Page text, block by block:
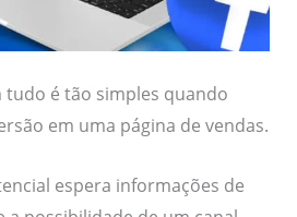
tudo é tão simples quando
em uma página de vendas.
espera informações de